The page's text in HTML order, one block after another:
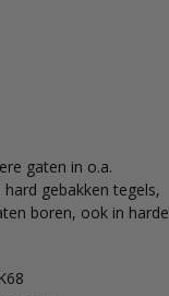
gaten in o.a.
gebakken tegels,
boren, ook in harde